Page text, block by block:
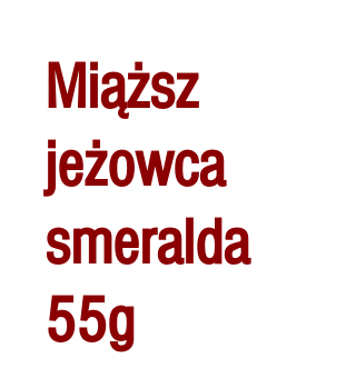
Miąższ
jeżowca
smeralda
55g